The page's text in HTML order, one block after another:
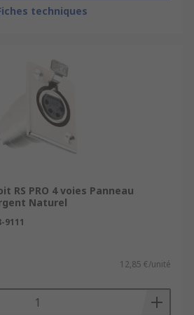
techniques
RS PRO 4 voies Panneau
Naturel
9111
12,85 €/unité